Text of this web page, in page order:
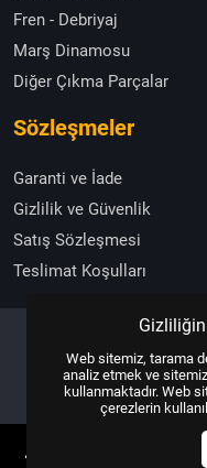
Fren - Debriyaj
Marş Dinamosu
Diğer Çıkma Parçalar
Sözleşmeler
Garanti ve İade
Gizlilik ve Güvenlik
Satış Sözleşmesi
Teslimat Koşulları
Copyright ©
Web sitemiz, tarama
analiz etmek ve
kullanmaktadır. Web
çerezlerin